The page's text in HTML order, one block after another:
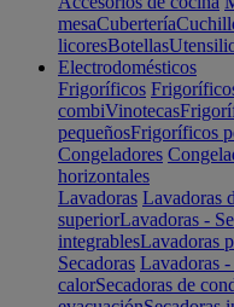
mesaCubertería
licoresBotellas
Electrodomésticos
Frigoríficos
combiVinotecas
pequeñosFrigoríficos
Congeladores
horizontales
Lavadoras Lavadoras
superiorLavadoras -
integrablesLavadoras
Secadoras Lavadoras -
calorSecadoras de